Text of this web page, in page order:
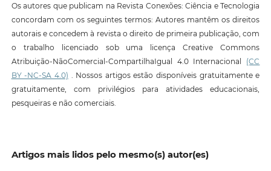
Os autores que publicam na Revista Conexões: Ciência e Tecnologia
concordam com os seguintes termos: Autores mantêm os direitos
autorais e concedem à revista o direito de primeira publicação, com
o trabalho licenciado sob uma licença Creative Commons
Atribuição-NãoComercial-CompartilhaIgual 4.0 Internacional (CC
BY -NC-SA 4.0) . Nossos artigos estão disponíveis gratuitamente e
gratuitamente, com privilégios para atividades educacionais,
pesqueiras e não comerciais.
Artigos mais lidos pelo mesmo(s) autor(es)